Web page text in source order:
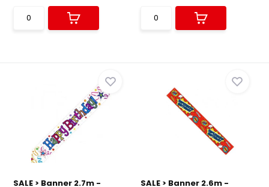
SALE > Banner 2.7m -
SALE > Banner 2.6m -